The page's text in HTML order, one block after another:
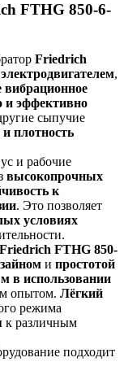
FTHG 850-6-
Friedrich
,
вибрационное
и эффективно
сыпучие
плотность
и рабочие
высокопрочных
к
. Это позволяет
условиях
Friedrich FTHG 850-
и простотой
в использовании
опытом. Лёгкий
режима
к различным
подходит